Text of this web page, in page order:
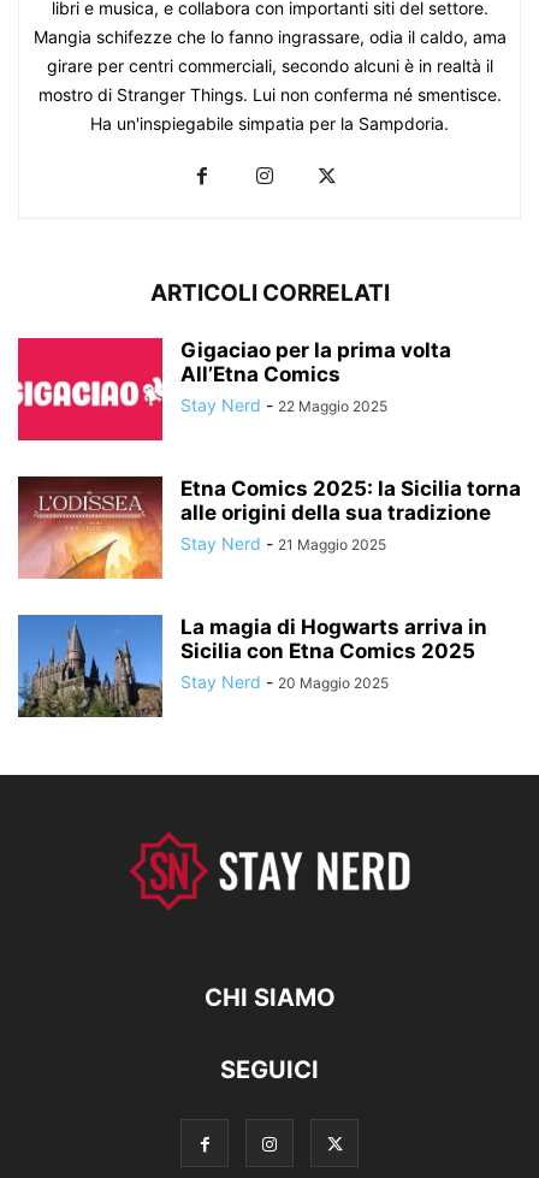
libri e musica, e collabora con importanti siti del settore.
Mangia schifezze che lo fanno ingrassare, odia il caldo, ama
girare per centri commerciali, secondo alcuni è in realtà il
mostro di Stranger Things. Lui non conferma né smentisce.
Ha un'inspiegabile simpatia per la Sampdoria.
ARTICOLI CORRELATI
Gigaciao per la prima volta
All’Etna Comics
Stay Nerd - 22 Maggio 2025
Etna Comics 2025: la Sicilia torna
alle origini della sua tradizione
Stay Nerd - 21 Maggio 2025
La magia di Hogwarts arriva in
Sicilia con Etna Comics 2025
Stay Nerd - 20 Maggio 2025
CHI SIAMO
SEGUICI